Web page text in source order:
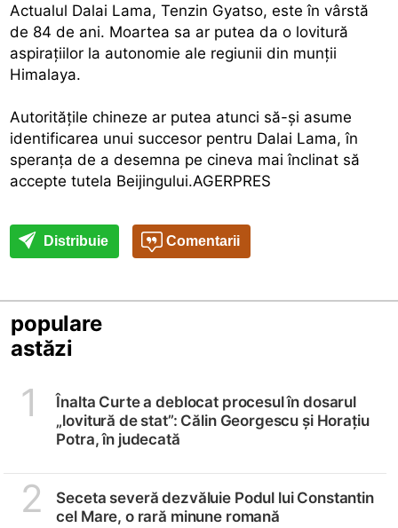
Actualul Dalai Lama, Tenzin Gyatso, este în vârstă
de 84 de ani. Moartea sa ar putea da o lovitură
aspiraţiilor la autonomie ale regiunii din munţii
Himalaya.
Autorităţile chineze ar putea atunci să-şi asume
identificarea unui succesor pentru Dalai Lama, în
speranţa de a desemna pe cineva mai înclinat să
accepte tutela Beijingului.AGERPRES
Distribuie Comentarii
populare
astăzi
1
Înalta Curte a deblocat procesul în dosarul
„lovitură de stat”: Călin Georgescu și Horațiu
Potra, în judecată
2
Seceta severă dezvăluie Podul lui Constantin
cel Mare, o rară minune romană